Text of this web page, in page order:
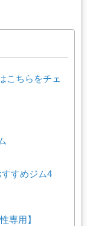
こちらをチェ
すすめジム4
専用】